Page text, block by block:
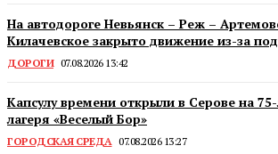
На автодороге Невьянск – Реж –
Килачевское закрыто движение из-за
ДОРОГИ 07.08.2026 13:42
Капсулу времени открыли в Серове на
лагеря «Веселый Бор»
ГОРОДСКАЯ СРЕДА 07.08.2026 13:27